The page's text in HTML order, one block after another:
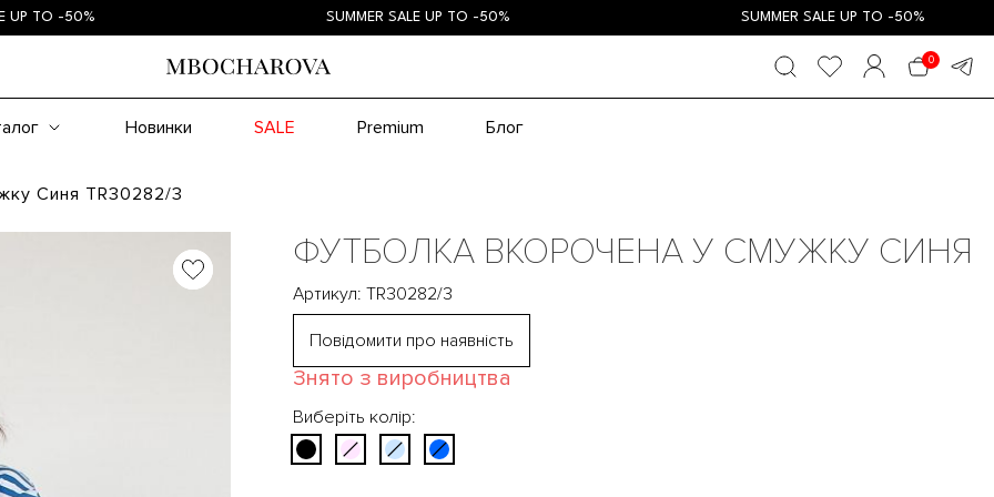
-50% SUMMER SALE UP TO -50% SUMMER SALE UP TO -50%
0
Новинки SALE Premium Блог
Синя TR30282/3
ФУТБОЛКА ВКОРОЧЕНА У СМУЖКУ СИНЯ
Артикул: TR30282/3
Повідомити про наявність
Знято з виробництва
Виберіть колір: